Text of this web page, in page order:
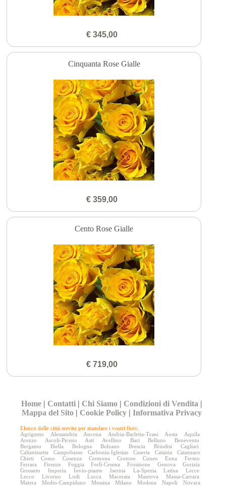
€ 345,00
Cinquanta Rose Gialle
€ 359,00
Cento Rose Gialle
€ 719,00
Home | Contatti | Chi Siamo | Condizioni di Vendita |
Mappa del Sito | Cookie Policy |Informativa Privacy
Elenco delle città servite per mandare i vostri fiori:
Agrigento
Alessandria Ancona Andria-Barletta-Trani Aosta
Aquila
Arezzo
Ascoli-Piceno Asti Avellino Bari Belluno
Benevento
Bergamo
Biella Bologna Bolzano Brescia Brindisi
Cagliari
Caltanissetta
Campobasso Carbonia-Iglesias Caserta Catania
Catanzaro
Chieti
Como Cosenza Cremona Crotone Cuneo Enna
Fermo
Ferrara
Firenze Foggia Forlì-Cesena Frosinone Genova
Gorizia
Grosseto
Imperia Invio-piante Isernia La-Spezia Latina
Lecce
Lecco
Livorno Lodi Lucca Macerata Mantova
Massa-Carrara
Matera
Medio-Campidano Messina Milano Modena Napoli
Novara